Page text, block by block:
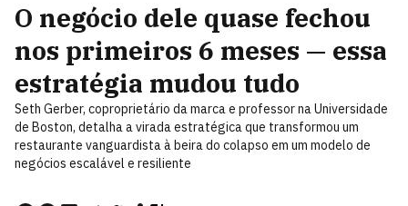
O negócio dele quase fechou
nos primeiros 6 meses — essa
estratégia mudou tudo
Seth Gerber, coproprietário da marca e professor na Universidade
de Boston, detalha a virada estratégica que transformou um
restaurante vanguardista à beira do colapso em um modelo de
negócios escalável e resiliente